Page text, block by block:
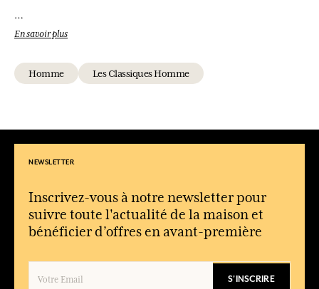
Quel type de parfum est Bleu Riviera ?
C’est une eau de toilette fraîche et aromatique, aux accents
Quelles sont les notes principales de cette fragrance ?
À qui s’adresse ce parfum ?
Quand porter Bleu Riviera ?
Parfait pour le printemps et l’été, il s’adapte idéalement aux
journées chaudes et aux moments de détente.
Une évocation de la Côte d’Azur, entre fraîcheur marine, lumière
En savoir plus
Homme Les Classiques Homme
NEWSLETTER
Inscrivez-vous à notre newsletter pour
suivre toute l'actualité de la maison et
bénéficier d’offres en avant-première
S'INSCRIRE